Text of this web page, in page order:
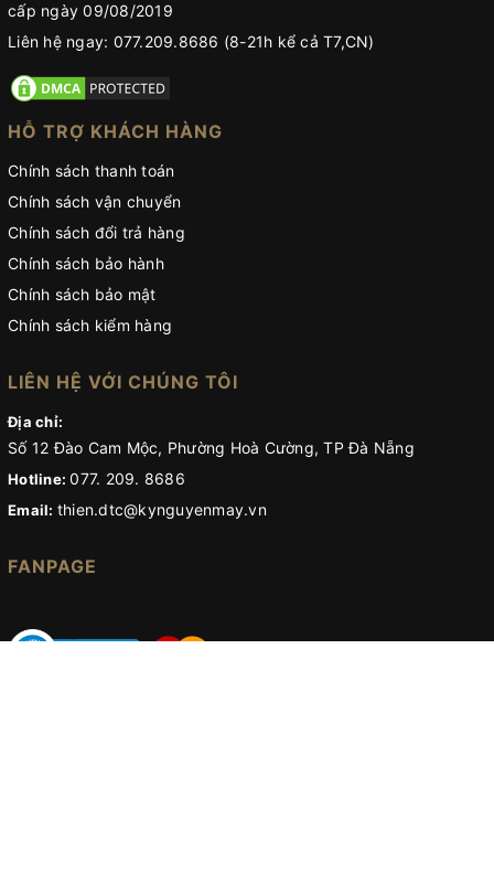
cấp ngày 09/08/2019
Liên hệ ngay: 077.209.8686 (8-21h kể cả T7,CN)
HỖ TRỢ KHÁCH HÀNG
Chính sách thanh toán
Chính sách vận chuyển
Chính sách đổi trả hàng
Chính sách bảo hành
Chính sách bảo mật
Chính sách kiểm hàng
LIÊN HỆ VỚI CHÚNG TÔI
Địa chỉ:
Số 12 Đào Cam Mộc, Phường Hoà Cường, TP Đà Nẵng
Hotline:077. 209. 8686
Email: thien.dtc@kynguyenmay.vn
FANPAGE